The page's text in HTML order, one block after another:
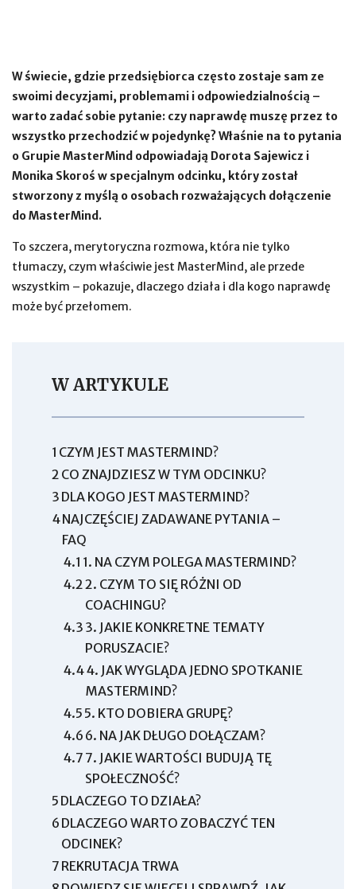
W świecie, gdzie przedsiębiorca często zostaje sam ze
swoimi decyzjami, problemami i odpowiedzialnością –
warto zadać sobie pytanie: czy naprawdę muszę przez to
wszystko przechodzić w pojedynkę? Właśnie na to pytania
o Grupie MasterMind odpowiadają Dorota Sajewicz i
Monika Skoroś w specjalnym odcinku, który został
stworzony z myślą o osobach rozważających dołączenie
do MasterMind.
To szczera, merytoryczna rozmowa, która nie tylko
tłumaczy, czym właściwie jest MasterMind, ale przede
wszystkim – pokazuje, dlaczego działa i dla kogo naprawdę
może być przełomem.
W ARTYKULE
1 CZYM JEST MASTERMIND?
2 CO ZNAJDZIESZ W TYM ODCINKU?
3 DLA KOGO JEST MASTERMIND?
4NAJCZĘŚCIEJ ZADAWANE PYTANIA –
FAQ
4.1 1. NA CZYM POLEGA MASTERMIND?
4.22. CZYM TO SIĘ RÓŻNI OD
COACHINGU?
4.3 3. JAKIE KONKRETNE TEMATY
PORUSZACIE?
4.44. JAK WYGLĄDA JEDNO SPOTKANIE
MASTERMIND?
4.5 5. KTO DOBIERA GRUPĘ?
4.6 6. NA JAK DŁUGO DOŁĄCZAM?
4.7 7. JAKIE WARTOŚCI BUDUJĄ TĘ
SPOŁECZNOŚĆ?
5 DLACZEGO TO DZIAŁA?
6 DLACZEGO WARTO ZOBACZYĆ TEN
ODCINEK?
7 REKRUTACJA TRWA